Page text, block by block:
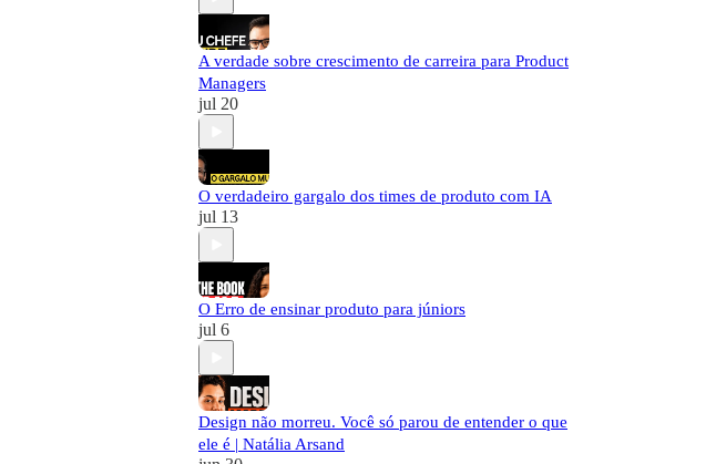
A verdade sobre crescimento de carreira para Product
Managers
jul 20
O verdadeiro gargalo dos times de produto com IA
jul 13
O Erro de ensinar produto para júniors
jul 6
Design não morreu. Você só parou de entender o que
ele é | Natália Arsand